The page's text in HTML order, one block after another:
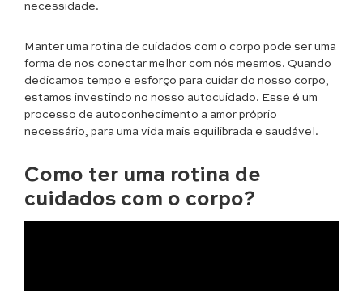
necessidade.
Manter uma rotina de cuidados com o corpo pode ser uma
forma de nos conectar melhor com nós mesmos. Quando
dedicamos tempo e esforço para cuidar do nosso corpo,
estamos investindo no nosso autocuidado. Esse é um
processo de autoconhecimento a amor próprio
necessário, para uma vida mais equilibrada e saudável.
Como ter uma rotina de
cuidados com o corpo?